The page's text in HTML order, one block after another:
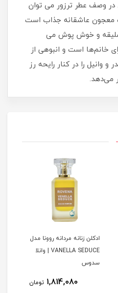
در وصف عطر ترزور می توان
معجون عاشقانه جذاب است
و خوش پوش می
خانم‌ها است و انبوهی از
وانیل را در کنار رایحه رز
می‌دهد.
ادكلن زنانه مردانه روونا مدل
VANELLA SEDUCE | وانلا
سدوس
1,814,080 تومان